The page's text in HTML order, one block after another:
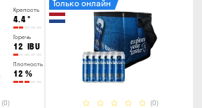
Крепость
4.4°
Горечь
12 IBU
Плотность
12 %
(0) (0)
Только онлайн